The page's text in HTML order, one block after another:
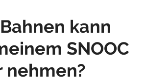
kann
SNOOC
nehmen?